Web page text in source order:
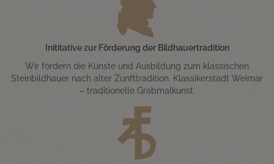
Inititative zur Förderung der Bildhauertradition
Wir fördern die Künste und Ausbildung zum klassischen
Steinbildhauer nach alter Zunfttradition. Klassikerstadt Weimar
– traditionelle Grabmalkunst.